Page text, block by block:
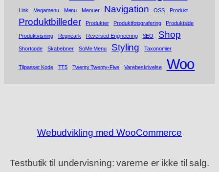
Link Megamenu Menu Menuer Navigation OSS Produkt
Produktbilleder Produkter Produktfotografering Produktside
Produktvisning Regneark Reversed Engineering SEO Shop
Shortcode Skabeloner SoMe Menu Styling Taxonomier
Tilpasset Kode TT5 Twenty Twenty-Five Varebeskrivelse Woo
Webudvikling med WooCommerce
Testbutik til undervisning: varerne er ikke til salg.